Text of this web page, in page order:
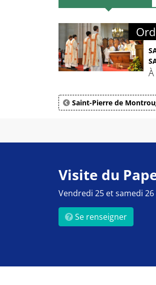
Saint-Pierre de
Visite du
Vendredi 25 et samedi
Se renseigner